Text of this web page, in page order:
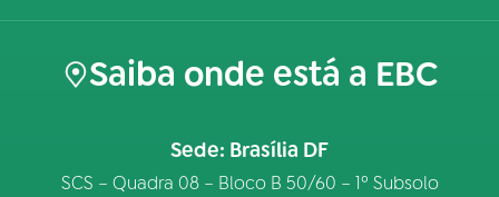
Saiba onde está a EBC
Sede: Brasília DF
SCS – Quadra 08 – Bloco B 50/60 – 1º Subsolo